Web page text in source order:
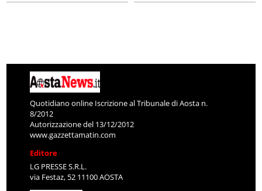
Quotidiano online Iscrizione al Tribunale di Aosta n.
8/2012
Autorizzazione del 13/12/2012
www.gazzettamatin.com
Editore
LG PRESSE S.R.L.
via Festaz, 52 11100 AOSTA